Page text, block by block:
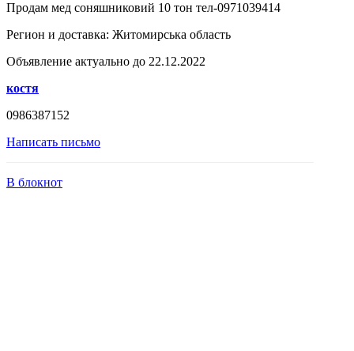
Продам мед соняшниковий 10 тон тел-0971039414
Регион и доставка: Житомирська область
Объявление актуально до 22.12.2022
костя
0986387152
Написать письмо
В блокнот